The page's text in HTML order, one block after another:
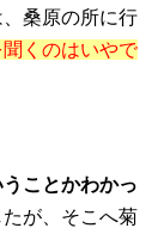
桑原の所に行
聞くのはいやで
うことかわかっ
が、そこへ菊